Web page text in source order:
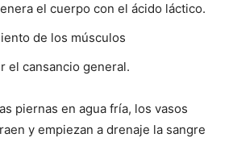
el cuerpo con el ácido láctico.
de los músculos
el cansancio general.
piernas en agua fría, los vasos
y empiezan a drenaje la sangre